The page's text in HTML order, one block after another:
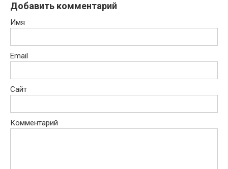
Добавить комментарий
Имя
Email
Сайт
Комментарий